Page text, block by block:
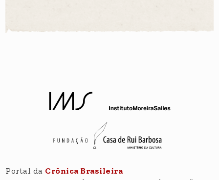
Portal da Crônica Brasileira